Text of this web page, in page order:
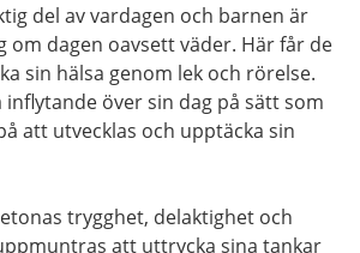
del av vardagen och barnen är
om dagen oavsett väder. Här får de
sin hälsa genom lek och rörelse.
inflytande över sin dag på sätt som
att utvecklas och upptäcka sin
trygghet, delaktighet och
att uttrycka sina tankar